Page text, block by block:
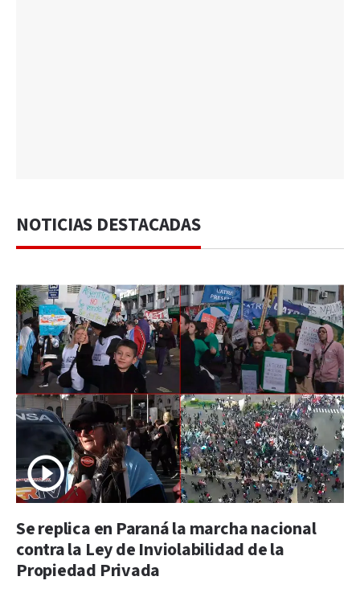
NOTICIAS DESTACADAS
Se replica en Paraná la marcha nacional
contra la Ley de Inviolabilidad de la
Propiedad Privada